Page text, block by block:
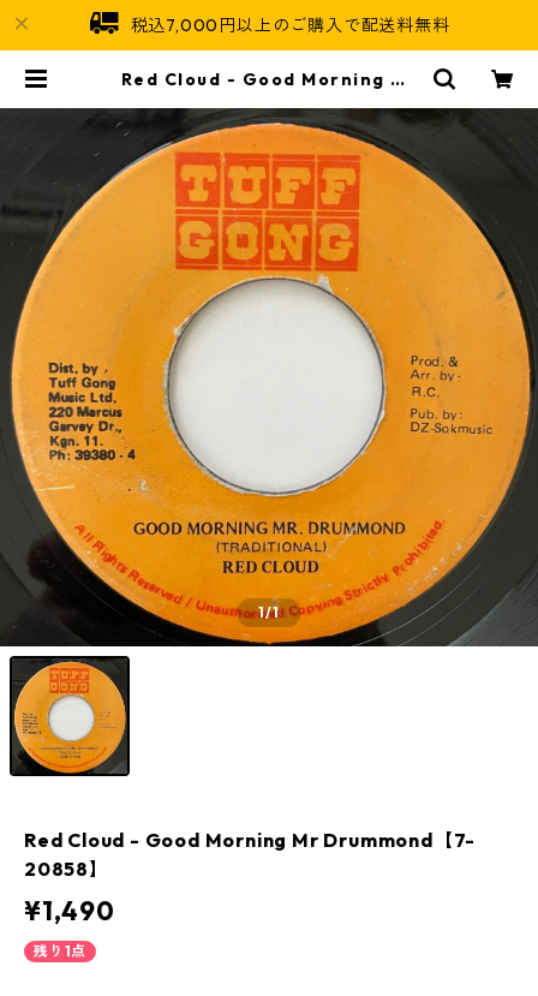
税込7,000円以上のご購入で配送料無料
Red Cloud - Good Morning Mr
ican Soul
1/1
Red Cloud - Good Morning Mr Drummond【7-
20858】
¥1,490
残り1点